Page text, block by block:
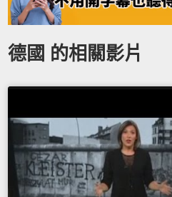
德國 的相關影片